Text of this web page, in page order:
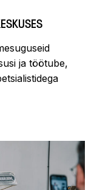
ja töötube,